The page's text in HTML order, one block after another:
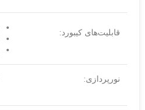
قابلیت‌های کیبورد:
نورپردازی: